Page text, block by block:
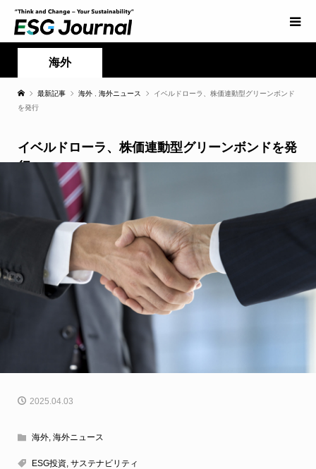
海外
最新記事 海外 海外ニュース
イベルドローラ、株価連動型グリーンボンド
を発行
イベルドローラ、株価連動型グリーンボンドを発
行
2025.04.03
海外, 海外ニュース
ESG投資, サステナビリティ